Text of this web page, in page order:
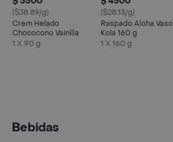
($38.89/g)
Crem Helado
Chococono Vainilla
1 X 90 g
($28.13/g)
Raspado Aloha Vaso
Kola 160 g
1 X 160 g
Bebidas